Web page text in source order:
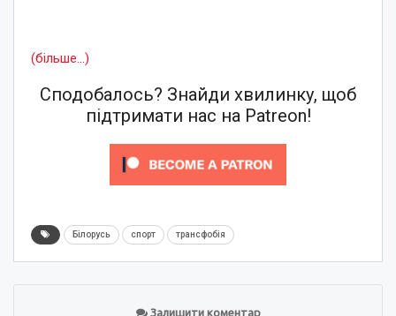
(більше…)
Сподобалось? Знайди хвилинку, щоб
підтримати нас на Patreon!
Білорусь спорт трансфобія
Залишити коментар